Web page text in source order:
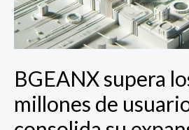
BGEANX supera
millones de
y
consolida
global
el
mercado